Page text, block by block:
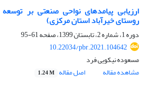
ارزیابی پیامدهای نواحی صنعتی بر
روستای خیرآباد استان مرکزی)
دوره 1، شماره 2، تابستان 1399، صفحه
61-95
10.22034/pbr.2021.104642
مسعوده نیکویی فرد
مشاهده مقاله
اصل مقاله 1.24 M